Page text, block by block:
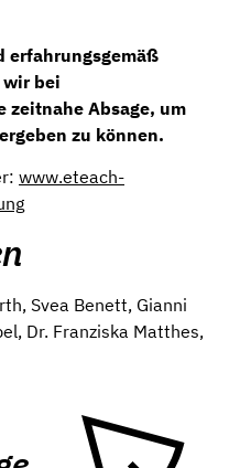
erfahrungsgemäß
bei
zeitnahe Absage, um
zu können.
www.eteach-
Svea Benett, Gianni
Dr. Franziska Matthes,